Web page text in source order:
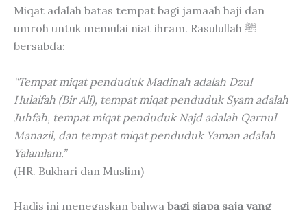
Miqat adalah batas tempat bagi jamaah haji dan
umroh untuk memulai niat ihram. Rasulullah ﷺ
bersabda:
“Tempat miqat penduduk Madinah adalah Dzul
Hulaifah (Bir Ali), tempat miqat penduduk Syam adalah
Juhfah, tempat miqat penduduk Najd adalah Qarnul
Manazil, dan tempat miqat penduduk Yaman adalah
Yalamlam.”
(HR. Bukhari dan Muslim)
Hadis ini menegaskan bahwa bagi siapa saja yang